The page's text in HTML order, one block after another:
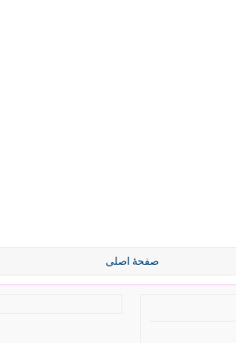
صفحهٔ اصلی